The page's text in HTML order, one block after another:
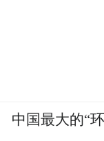
中国最大的“